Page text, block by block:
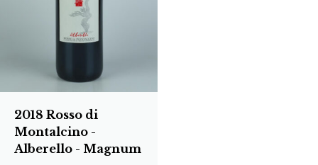
2018 Rosso di
Montalcino -
Alberello - Magnum